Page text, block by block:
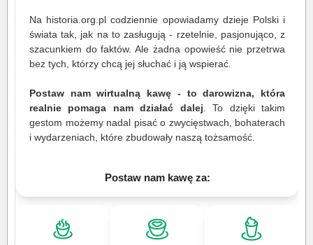
Na historia.org.pl codziennie opowiadamy dzieje Polski i
świata tak, jak na to zasługują - rzetelnie, pasjonująco, z
szacunkiem do faktów. Ale żadna opowieść nie przetrwa
bez tych, którzy chcą jej słuchać i ją wspierać.
Postaw nam wirtualną kawę - to darowizna, która
realnie pomaga nam działać dalej . To dzięki takim
gestom możemy nadal pisać o zwycięstwach, bohaterach
i wydarzeniach, które zbudowały naszą tożsamość.
Postaw nam kawę za: